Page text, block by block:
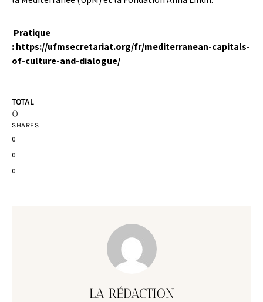
Pratique
: https://ufmsecretariat.org/fr/mediterranean-capitals-
of-culture-and-dialogue/
TOTAL
0
SHARES
0
0
0
LA RÉDACTION